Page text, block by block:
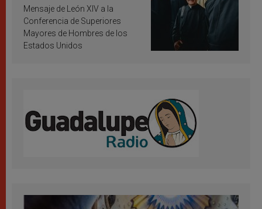
inspiración y santificación
Mensaje de León XIV a la
Conferencia de Superiores
Mayores de Hombres de los
Estados Unidos